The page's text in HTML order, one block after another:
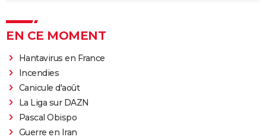
EN CE MOMENT
Hantavirus en France
Incendies
Canicule d'août
La Liga sur DAZN
Pascal Obispo
Guerre en Iran